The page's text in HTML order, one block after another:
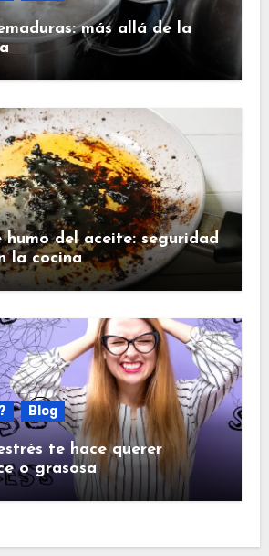
más allá de la
humo del aceite: seguridad
la cocina
Blog
te hace querer
o grasosa